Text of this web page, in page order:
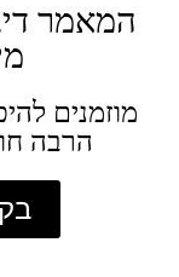
המאמר
מוזמנים
הרבה